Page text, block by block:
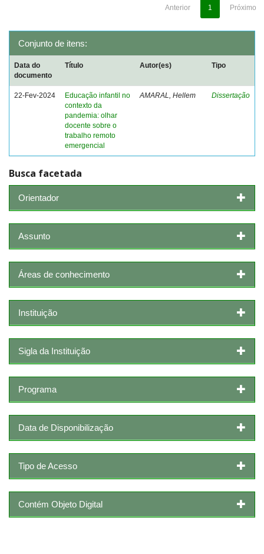
Anterior 1 Próximo
Conjunto de itens:
Data do
documento
Título Autor(es) Tipo
22-Fev-2024
Educação infantil no
contexto da
pandemia: olhar
docente sobre o
trabalho remoto
emergencial
AMARAL, Hellem Dissertação
Busca facetada
Orientador
Assunto
Áreas de conhecimento
Instituição
Sigla da Instituição
Programa
Data de Disponibilização
Tipo de Acesso
Contém Objeto Digital